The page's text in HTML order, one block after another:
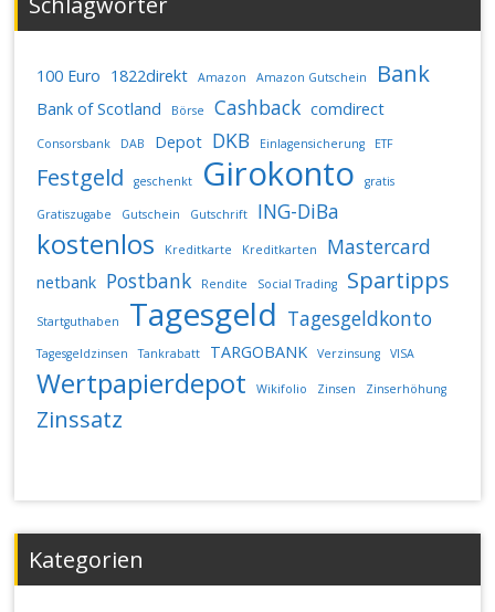
100 Euro 1822direkt Amazon Amazon Gutschein Bank
Bank of Scotland Börse Cashback comdirect
Consorsbank DAB Depot DKB Einlagensicherung ETF
Festgeld geschenkt Girokonto gratis
Gratiszugabe Gutschein Gutschrift ING-DiBa
kostenlos Kreditkarte Kreditkarten Mastercard
netbank Postbank Rendite Social Trading Spartipps
Startguthaben Tagesgeld Tagesgeldkonto
Tagesgeldzinsen Tankrabatt TARGOBANK Verzinsung VISA
Wertpapierdepot Wikifolio Zinsen Zinserhöhung
Zinssatz
Kategorien